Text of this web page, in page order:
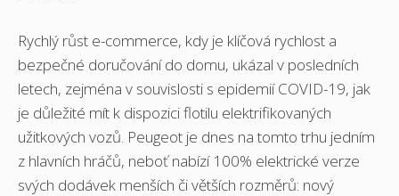
Rychlý růst e-commerce, kdy je klíčová rychlost a
bezpečné doručování do domu, ukázal v posledních
letech, zejména v souvislosti s epidemií COVID-19, jak
je důležité mít k dispozici flotilu elektrifikovaných
užitkových vozů. Peugeot je dnes na tomto trhu jedním
z hlavních hráčů, neboť nabízí 100% elektrické verze
svých dodávek menších či větších rozměrů: nový